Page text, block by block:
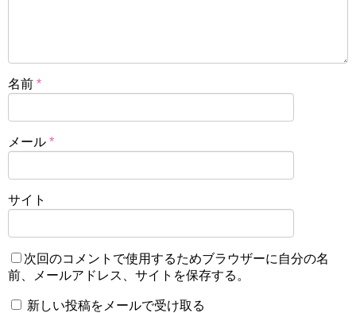
名前 *
メール *
サイト
次回のコメントで使用するためブラウザーに自分の名
前、メールアドレス、サイトを保存する。
新しい投稿をメールで受け取る